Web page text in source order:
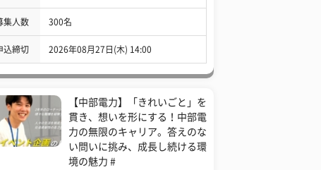
集人数 300名
込締切 2026年08月27日(木) 14:00
【中部電力】「きれいごと」を
貫き、想いを形にする！中部電
力の無限のキャリア。答えのな
い問いに挑み、成長し続ける環
境の魅力 #